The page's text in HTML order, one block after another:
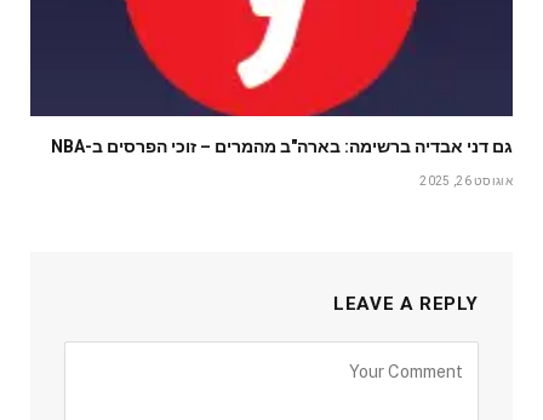
גם דני אבדיה ברשימה: בארה"ב מהמרים – זוכי הפרסים ב-NBA
אוגוסט 26, 2025
LEAVE A REPLY